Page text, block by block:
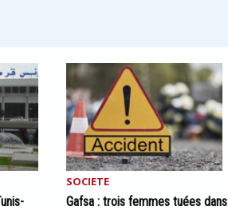
SOCIETE
Gafsa : trois femmes tuées dans